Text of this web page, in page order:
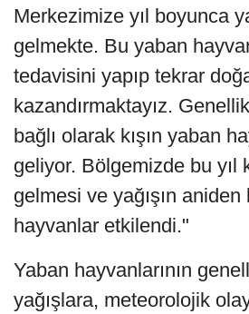
Merkezimize yıl boyunca
gelmekte. Bu yaban
tedavisini yapıp tekrar
kazandırmaktayız.
bağlı olarak kışın yaban
geliyor. Bölgemizde bu yıl
gelmesi ve yağışın aniden
hayvanlar etkilendi."
Yaban hayvanlarının
yağışlara, meteorolojik